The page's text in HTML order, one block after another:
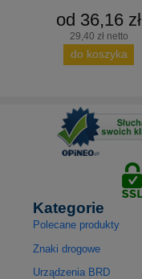
od 36,16 zł
29,40 zł netto
do koszyka
Kategorie
Polecane produkty
Znaki drogowe
Urządzenia BRD